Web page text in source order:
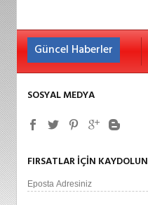
Güncel Haberler
SOSYAL MEDYA
FIRSATLAR İÇİN KAYDOLUN